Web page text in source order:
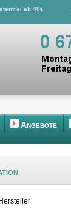
ab 40€
Angebote